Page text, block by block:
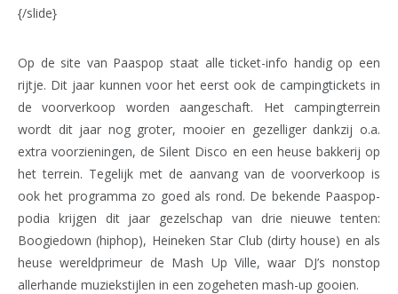
{/slide}
Op de site van Paaspop staat alle ticket-info handig op een
rijtje. Dit jaar kunnen voor het eerst ook de campingtickets in
de voorverkoop worden aangeschaft. Het campingterrein
wordt dit jaar nog groter, mooier en gezelliger dankzij o.a.
extra voorzieningen, de Silent Disco en een heuse bakkerij op
het terrein. Tegelijk met de aanvang van de voorverkoop is
ook het programma zo goed als rond. De bekende Paaspop-
podia krijgen dit jaar gezelschap van drie nieuwe tenten:
Boogiedown (hiphop), Heineken Star Club (dirty house) en als
heuse wereldprimeur de Mash Up Ville, waar DJ’s nonstop
allerhande muziekstijlen in een zogeheten mash-up gooien.